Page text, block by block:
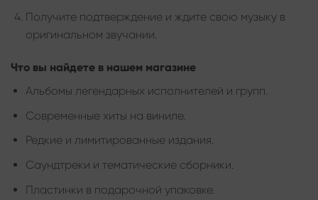
Получите подтверждение и ждите свою музыку в
оригинальном звучании.
Что вы найдете в нашем магазине
Альбомы легендарных исполнителей и групп.
Современные хиты на виниле.
Редкие и лимитированные издания.
Саундтреки и тематические сборники.
Пластинки в подарочной упаковке.